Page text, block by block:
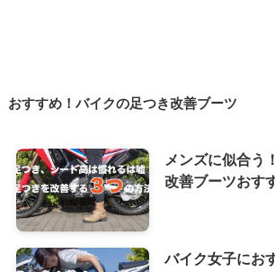
おすすめ！バイクの足つき改善ブーツ
メンズに似合う
改善ブーツおす
バイク女子にお